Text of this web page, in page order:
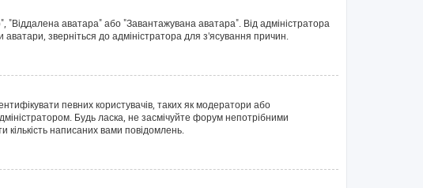
"Віддалена аватара" або "Завантажувана аватара". Від адміністратора
зверніться до адміністратора для з'ясування причин.
певних користувачів, таких як модератори або
Будь ласка, не засмічуйте форум непотрібними
написаних вами повідомлень.